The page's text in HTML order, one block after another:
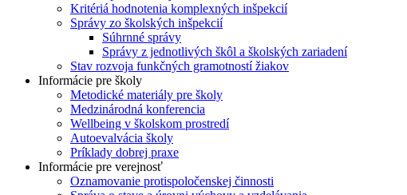
Kritériá hodnotenia komplexných inšpekcií
Správy zo školských inšpekcií
Súhrnné správy
Správy z jednotlivých škôl a školských zariadení
Stav rozvoja funkčných gramotností žiakov
Informácie pre školy
Metodické materiály pre školy
Medzinárodná konferencia
Wellbeing v školskom prostredí
Autoevalvácia školy
Príklady dobrej praxe
Informácie pre verejnosť
Oznamovanie protispoločenskej činnosti